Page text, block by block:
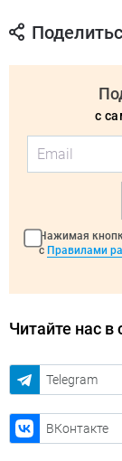
с
Нажимая
с Правилами
Читайте нас в
Telegram
ВКонтакте